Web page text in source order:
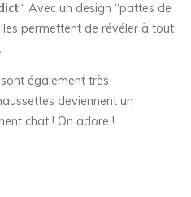
“. Avec un design “pattes de
permettent de révéler à tout
également très
deviennent un
chat ! On adore !